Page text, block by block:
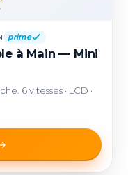
prime
à Main — Mini
6 vitesses · LCD ·